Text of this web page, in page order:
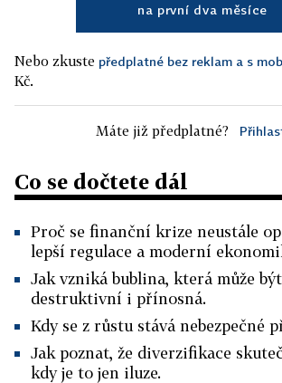
na první dva měsíce
Nebo zkuste předplatné bez reklam a s
Kč.
Máte již předplatné?
Co se dočtete dál
Proč se finanční krize neustále
lepší regulace a moderní
Jak vzniká bublina, která může
destruktivní i přínosná.
Kdy se z růstu stává nebezpečné
Jak poznat, že diverzifikace
kdy je to jen iluze.